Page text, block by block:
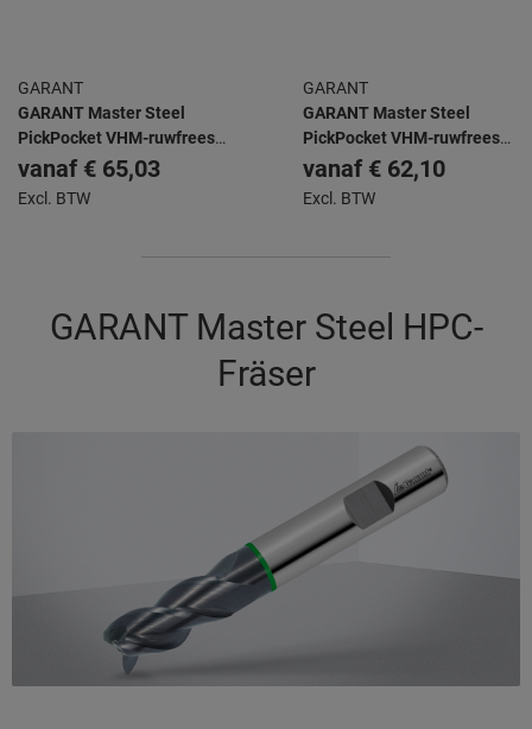
GARANT
GARANT Master Steel
PickPocket VHM-ruwfrees
HPC TiAlN
vanaf € 65,03
Excl. BTW
GARANT
GARANT Master Steel
PickPocket VHM-ruwfrees
HPC TiAlN
vanaf € 62,10
Excl. BTW
GARANT Master Steel HPC-
Fräser